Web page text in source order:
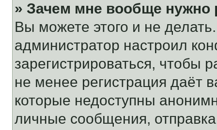
» Зачем мне вообще нужно
Вы можете этого и не
администратор настроил
зарегистрироваться, чтобы
не менее регистрация даёт
которые недоступны
личные сообщения,